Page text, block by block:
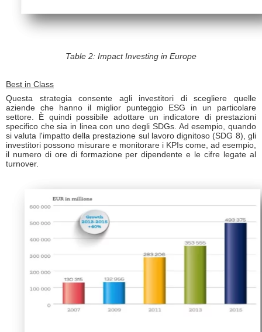
Table 2: Impact Investing in Europe
Best in Class
Questa strategia consente agli investitori di scegliere quelle
aziende che hanno il miglior punteggio ESG in un particolare
settore. È quindi possibile adottare un indicatore di prestazioni
specifico che sia in linea con uno degli SDGs. Ad esempio, quando
si valuta l'impatto della prestazione sul lavoro dignitoso (SDG 8), gli
investitori possono misurare e monitorare i KPIs come, ad esempio,
il numero di ore di formazione per dipendente e le cifre legate al
turnover.